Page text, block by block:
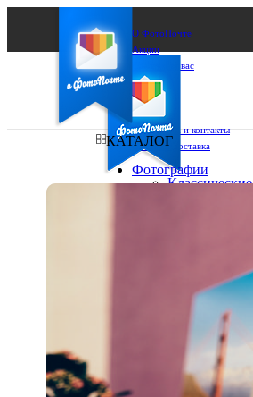
О ФотоПочте
Акции
Сделаем за вас
Бизнесу
FAQ
Франшиза
Поддержка и контакты
Оплата и доставка
КАТАЛОГ
Фотографии
Классические
15х20
20х20
20х30
30х30
30х40
А4
Фото